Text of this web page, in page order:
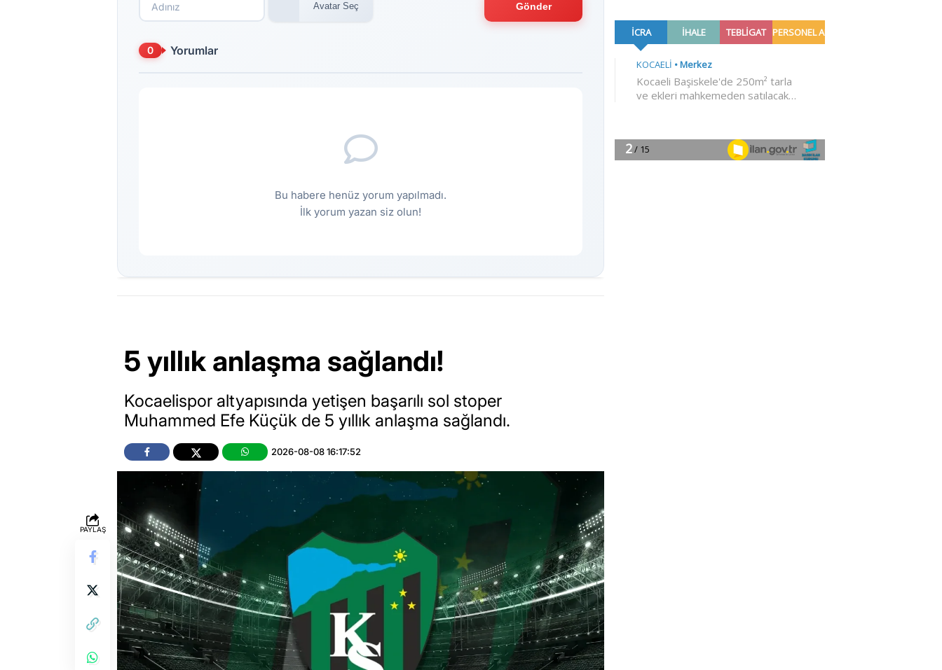
Avatar Seç Gönder
0 Yorumlar
Bu habere henüz yorum yapılmadı.
İlk yorum yazan siz olun!
PAYLAŞ
5 yıllık anlaşma sağlandı!
Kocaelispor altyapısında yetişen başarılı sol stoper
Muhammed Efe Küçük de 5 yıllık anlaşma sağlandı.
2026-08-08 16:17:52